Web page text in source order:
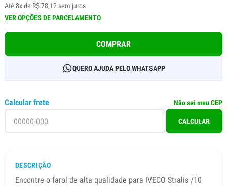
Até 8x de R$ 78,12 sem juros
VER OPÇÕES DE PARCELAMENTO
COMPRAR
QUERO AJUDA PELO WHATSAPP
Calcular frete Não sei meu CEP
CALCULAR
DESCRIÇÃO
Encontre o farol de alta qualidade para IVECO Stralis /10